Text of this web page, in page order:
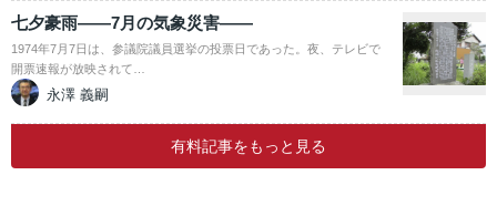
七夕豪雨――7月の気象災害――
1974年7月7日は、参議院議員選挙の投票日であった。夜、テレビで
開票速報が放映されて…
永澤 義嗣
有料記事をもっと見る